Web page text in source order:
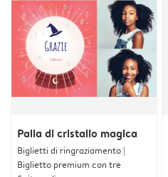
Palla di cristallo magica
Biglietti di ringraziamento |
Biglietto premium con tre